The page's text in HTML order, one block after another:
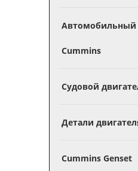
Автомобильный
Cummins
Судовой
Детали
Cummins Genset